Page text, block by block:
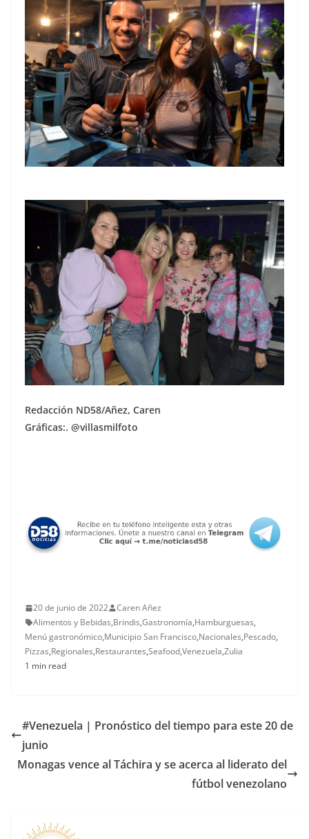
Redacción ND58/Añez, Caren
Gráficas:. @villasmilfoto
20 de junio de 2022
Caren Añez
Alimentos y Bebidas,Brindis,Gastronomía,Hamburguesas,
Menú gastronómico,Municipio San Francisco,Nacionales,Pescado,
Pizzas,Regionales,Restaurantes,Seafood,Venezuela,Zulia
1 min read
#Venezuela | Pronóstico del tiempo para este 20 de
junio
Monagas vence al Táchira y se acerca al liderato del
fútbol venezolano